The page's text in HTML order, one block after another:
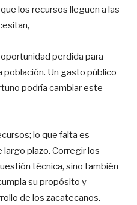
los recursos lleguen a las
perdida para
población. Un gasto público
podría cambiar este
lo que falta es
plazo. Corregir los
técnica, sino también
su propósito y
de los zacatecanos.